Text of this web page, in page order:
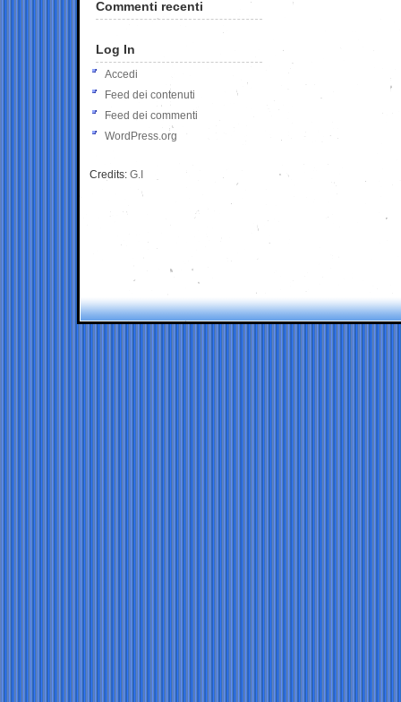
Commenti recenti
Log In
Accedi
Feed dei contenuti
Feed dei commenti
WordPress.org
Credits: G.I